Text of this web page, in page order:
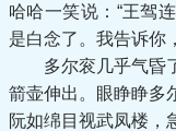
哈哈一笑说：“王驾
是白念了。我告诉你
多尔衮几乎气昏了
箭壶伸出。眼睁睁多
阮如绵目视武凤楼，